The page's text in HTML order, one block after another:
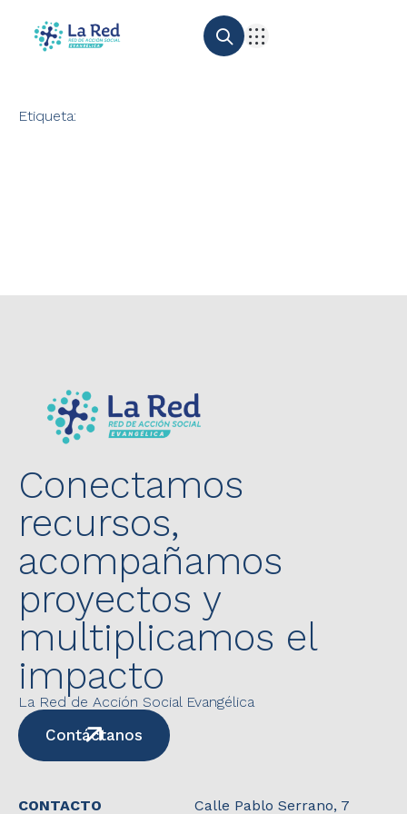
Etiqueta:
Conectamos
recursos,
acompañamos
proyectos y
multiplicamos el
impacto
La Red de Acción Social Evangélica
Contáctanos
CONTACTO
Calle Pablo Serrano, 7